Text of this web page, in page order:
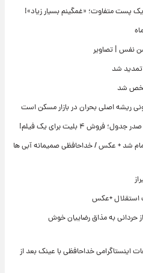
پست متفاوت؛ «غمگینم بسیار زیاد»!
نفس | تصاویر
شد
شد
ریشه اصلی بحران در بازار مسکن است
۴ بلیت برای یک فیلم!
شد + عکس / خداحافظی صمیمانه آبی ها
استقلال +عکس
حردانی به مذاق رضاییان خوش
خداحافظی با عینک بعد از